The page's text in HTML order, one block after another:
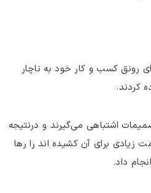
رونق کسب و کار خود به ناچار
کردند.
اشتباهی می‌گیرند و درنتیجه
برای آن کشیده ‌اند را رها
داد.